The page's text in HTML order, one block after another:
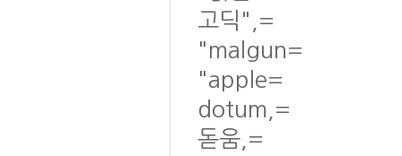
고딕",=
"malgun=
"apple=
dotum,=
돋움,=